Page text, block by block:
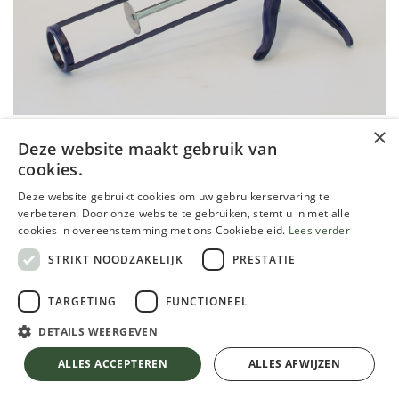
Storch kitpistool 400ml, doe-het-
zelf nr 59 12 00
17,24€
×
Deze website maakt gebruik van
cookies.
Deze website gebruikt cookies om uw gebruikerservaring te
verbeteren. Door onze website te gebruiken, stemt u in met alle
cookies in overeenstemming met ons Cookiebeleid. Lees verder
STRIKT NOODZAKELIJK
PRESTATIE
TARGETING FUNCTIONEEL
DETAILS WEERGEVEN
ALLES ACCEPTEREN ALLES AFWIJZEN